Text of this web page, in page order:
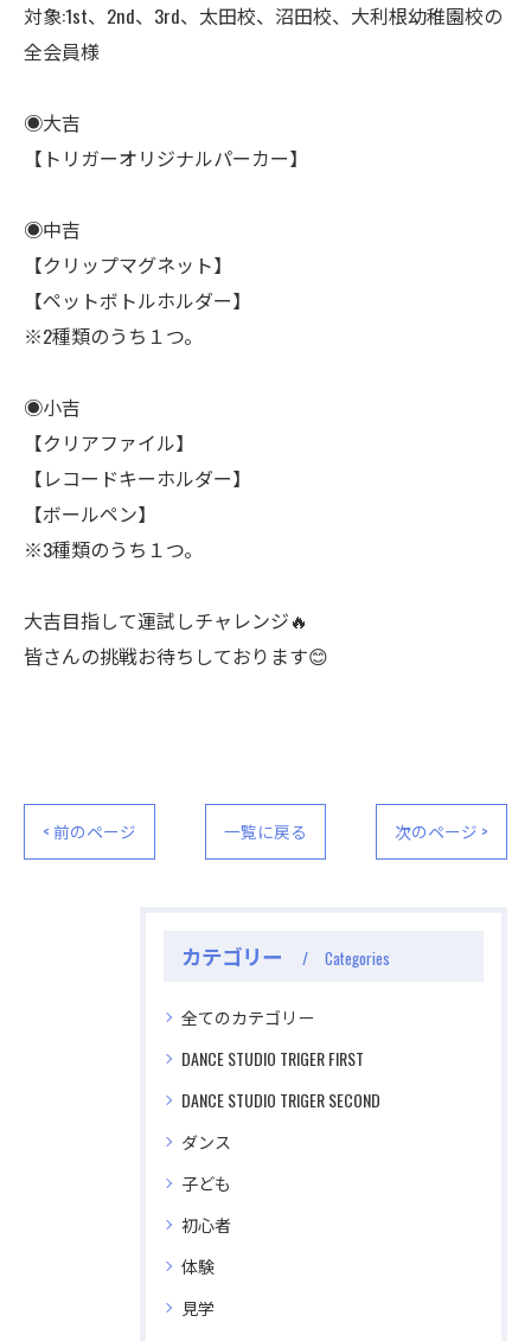
対象:1st、2nd、3rd、太田校、沼田校、大利根幼稚園校の
全会員様
◉大吉
【トリガーオリジナルパーカー】
◉中吉
【クリップマグネット】
【ペットボトルホルダー】
※2種類のうち１つ。
◉小吉
【クリアファイル】
【レコードキーホルダー】
【ボールペン】
※3種類のうち１つ。
大吉目指して運試しチャレンジ🔥
皆さんの挑戦お待ちしております😊
< 前のページ 一覧に戻る 次のページ >
カテゴリー Categories
全てのカテゴリー
DANCE STUDIO TRIGER FIRST
DANCE STUDIO TRIGER SECOND
ダンス
子ども
初心者
体験
見学